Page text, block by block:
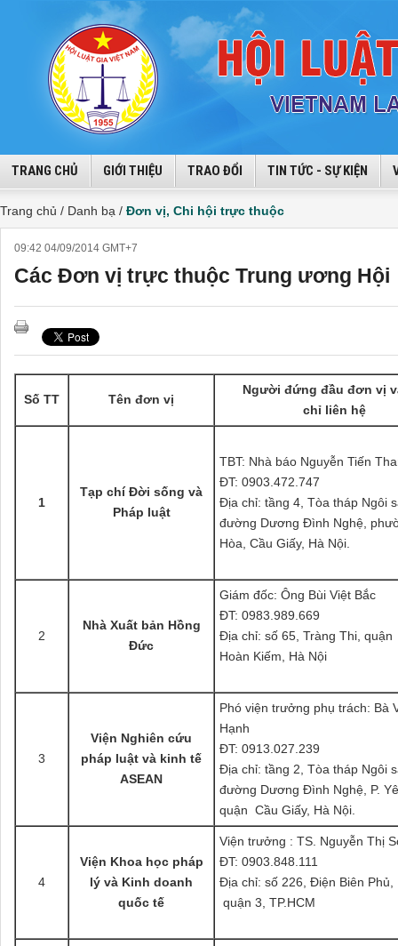
TRANG CHỦ GIỚI THIỆU TRAO ĐỔI TIN TỨC - SỰ KIỆN
Trang chủ / Danh bạ / Đơn vị, Chi hội trực thuộc
09:42 04/09/2014 GMT+7
Các Đơn vị trực thuộc Trung ương Hội
Số TT Tên đơn vị
Người đứng đầu đơn vị
chỉ liên hệ
1
Tạp chí Đời sống và
Pháp luật
TBT: Nhà báo Nguyễn Tiến
ĐT: 0903.472.747
Địa chỉ: tầng 4, Tòa tháp Ngôi
đường Dương Đình Nghệ,
Hòa, Cầu Giấy, Hà Nội.
2
Nhà Xuất bản Hồng
Đức
Giám đốc: Ông Bùi Việt Bắc
ĐT: 0983.989.669
Địa chỉ: số 65, Tràng Thi, quận
Hoàn Kiếm, Hà Nội
3
Viện Nghiên cứu
pháp luật và kinh tế
ASEAN
Phó viện trưởng phụ trách: Bà
Hạnh
ĐT: 0913.027.239
Địa chỉ: tầng 2, Tòa tháp Ngôi
đường Dương Đình Nghệ, P.
quận Cầu Giấy, Hà Nội.
4
Viện Khoa học pháp
lý và Kinh doanh
quốc tế
Viện trưởng : TS. Nguyễn Thị
ĐT: 0903.848.111
Địa chỉ: số 226, Điện Biên Phủ,
quận 3, TP.HCM